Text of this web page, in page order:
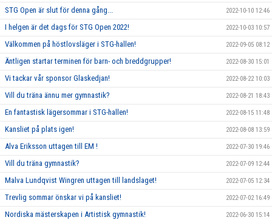
STG Open är slut för denna gång... 2022-10-10 12:46
I helgen är det dags för STG Open 2022! 2022-10-03 10:57
Välkommen på höstlovsläger i STG-hallen! 2022-09-05 08:12
Äntligen startar terminen för barn- och breddgrupper! 2022-08-30 15:01
Vi tackar vår sponsor Glaskedjan! 2022-08-22 10:03
Vill du träna ännu mer gymnastik? 2022-08-21 18:43
En fantastisk lägersommar i STG-hallen! 2022-08-15 11:48
Kansliet på plats igen! 2022-08-08 13:59
Alva Eriksson uttagen till EM ! 2022-07-30 19:46
Vill du träna gymnastik? 2022-07-09 12:44
Malva Lundqvist Wingren uttagen till landslaget! 2022-07-05 12:34
Trevlig sommar önskar vi på kansliet! 2022-07-02 16:49
Nordiska mästerskapen i Artistisk gymnastik! 2022-06-30 15:14